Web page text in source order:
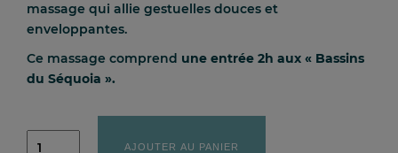
massage qui allie gestuelles douces et
enveloppantes.
Ce massage comprend une entrée 2h aux « Bassins
du Séquoia ».
quantité
AJOUTER AU PANIER